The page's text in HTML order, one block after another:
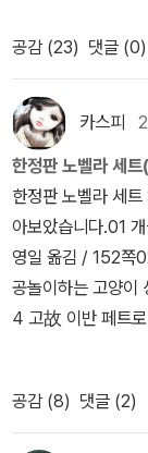
지자 스스로를 통
시 점점 이쪽으로
일까. 8페이지의 문장만 보면 팽팽하게 조여오는 긴장감을 말한듯한
데 책을 덮은 후에
다. 소박한 인간 덕
할까.​워낙 여러 의
석하는 정도에 차
지인들 덕에 이야
문장이 나올 수가
훌륭한 책이다. ​
지귀신이 있으니
시절은 귀신이 나와
생각을 하니 미소
아니라 그런가..그
섭다. 많은 사람을
니이런 생각이 든다
역시 제일 섬뜩하
보이면서도 막을
가죽을 벗기는 동
다.그러나 그럼에
들보다 주위에 따
낼 수 없고 10편
이미 10종을 넘어
후 소설에 한정해
포함) 데이지 밀러(1878) 나사의 회전(1898) 장편소설아메리칸
(1877) 워싱턴 스퀘어(1880) 여인의 초상
886) 메이지가 알았던 것(1897) <비둘기의 날개>(1902) <대사들
>(1903) <황
공감 (23) 댓글 (0)
카스피
한정판 노벨라 세
한정판 노벨라 세
아보았습니다.01
영일 옮김 / 152쪽
공놀이하는 고양
4 고故 이반 페트
백선희 옮김 / 136
골 / 박미령 옮김 /
/ 김강철 옮김 /
공감 (8) 댓글 (2)